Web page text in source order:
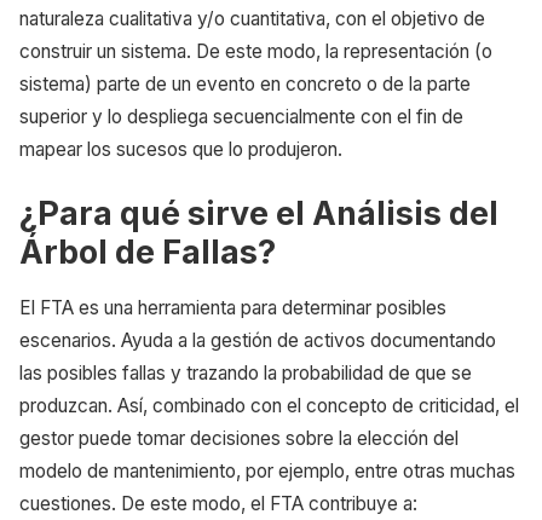
naturaleza cualitativa y/o cuantitativa, con el objetivo de
construir un sistema. De este modo, la representación (o
sistema) parte de un evento en concreto o de la parte
superior y lo despliega secuencialmente con el fin de
mapear los sucesos que lo produjeron.
¿Para qué sirve el Análisis del
Árbol de Fallas?
El FTA es una herramienta para determinar posibles
escenarios. Ayuda a la gestión de activos documentando
las posibles fallas y trazando la probabilidad de que se
produzcan. Así, combinado con el concepto de criticidad, el
gestor puede tomar decisiones sobre la elección del
modelo de mantenimiento, por ejemplo, entre otras muchas
cuestiones. De este modo, el FTA contribuye a: